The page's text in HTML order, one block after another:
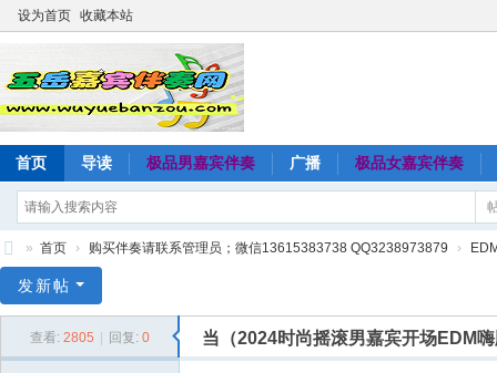
设为首页 收藏本站
首页 导读 极品男嘉宾伴奏 广播 极品女嘉宾伴奏
岳
» 首页 › 购买伴奏请联系管理员；微信13615383738 QQ3238973879 ›
发新帖
查看: 2805 回复: 0 当（2024时尚摇滚男嘉宾开场EDM